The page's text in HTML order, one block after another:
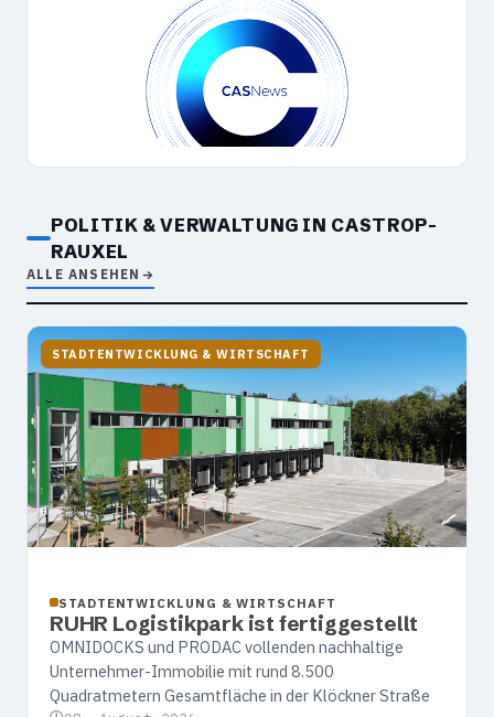
POLITIK & VERWALTUNG IN CASTROP-
RAUXEL
ALLE ANSEHEN
STADTENTWICKLUNG & WIRTSCHAFT
STADTENTWICKLUNG & WIRTSCHAFT
RUHR Logistikpark ist fertiggestellt
OMNIDOCKS und PRODAC vollenden nachhaltige
Unternehmer-Immobilie mit rund 8.500
Quadratmetern Gesamtfläche in der Klöckner Straße